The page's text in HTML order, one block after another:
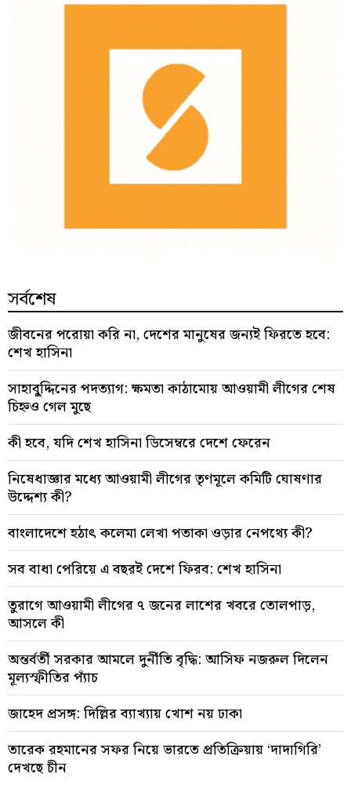
সর্বশেষ
জীবনের পরোয়া করি না, দেশের মানুষের জন্যই ফিরতে হবে:
শেখ হাসিনা
সাহাবু্দ্দিনের পদত্যাগ: ক্ষমতা কাঠামোয় আওয়ামী লীগের শেষ
চিহ্নও গেল মুছে
কী হবে, যদি শেখ হাসিনা ডিসেম্বরে দেশে ফেরেন
নিষেধাজ্ঞার মধ্যে আওয়ামী লীগের তৃণমূলে কমিটি ঘোষণার
উদ্দেশ্য কী?
বাংলাদেশে হঠাৎ কলেমা লেখা পতাকা ওড়ার নেপথ্যে কী?
সব বাধা পেরিয়ে এ বছরই দেশে ফিরব: শেখ হাসিনা
তুরাগে আওয়ামী লীগের ৭ জনের লাশের খবরে তোলপাড়,
আসলে কী
অন্তর্বর্তী সরকার আমলে দুর্নীতি বৃদ্ধি: আসিফ নজরুল দিলেন
মূল্যস্ফীতির প্যাঁচ
জাহেদ প্রসঙ্গ: দিল্লির ব্যাখ্যায় খোশ নয় ঢাকা
তারেক রহমানের সফর নিয়ে ভারতে প্রতিক্রিয়ায় ‘দাদাগিরি’
দেখছে চীন